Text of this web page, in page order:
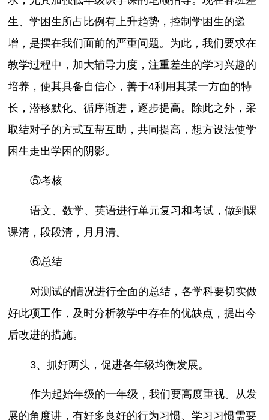
生、学困生所占比例有上升趋势，控制学困生的递
增，是摆在我们面前的严重问题。为此，我们要求在
教学过程中，加大辅导力度，注重差生的学习兴趣的
培养，使其具备自信心，善于4利用其某一方面的特
长，潜移默化、循序渐进，逐步提高。除此之外，采
取结对子的方式互帮互助，共同提高，想方设法使学
困生走出学困的阴影。
⑤考核
语文、数学、英语进行单元复习和考试，做到课
课清，段段清，月月清。
⑥总结
对测试的情况进行全面的总结，各学科要切实做
好此项工作，及时分析教学中存在的优缺点，提出今
后改进的措施。
3、抓好两头，促进各年级均衡发展。
作为起始年级的一年级，我们要高度重视。从发
展的角度讲，有好多良好的行为习惯、学习习惯需要